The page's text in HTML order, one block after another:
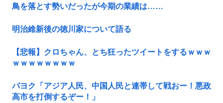
鳥を落とす勢いだったが今期の業績は……
明治維新後の徳川家について語る
【悲報】クロちゃん、とち狂ったツイートをするｗｗｗ
ｗｗｗｗｗｗｗｗ
パヨク「アジア人民、中国人民と連帯して戦おー！悪政
高市を打倒するぞー！」